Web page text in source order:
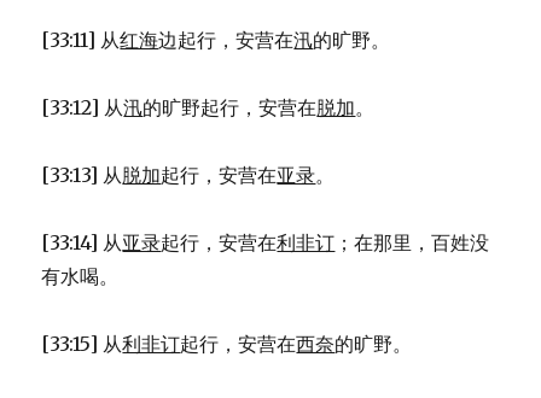
[33:11] 从红海边起行，安营在汛的旷野。
[33:12] 从汛的旷野起行，安营在脱加。
[33:13] 从脱加起行，安营在亚录。
[33:14] 从亚录起行，安营在利非订 ；在那里，百姓没
有水喝。
[33:15] 从利非订起行，安营在西奈的旷野。